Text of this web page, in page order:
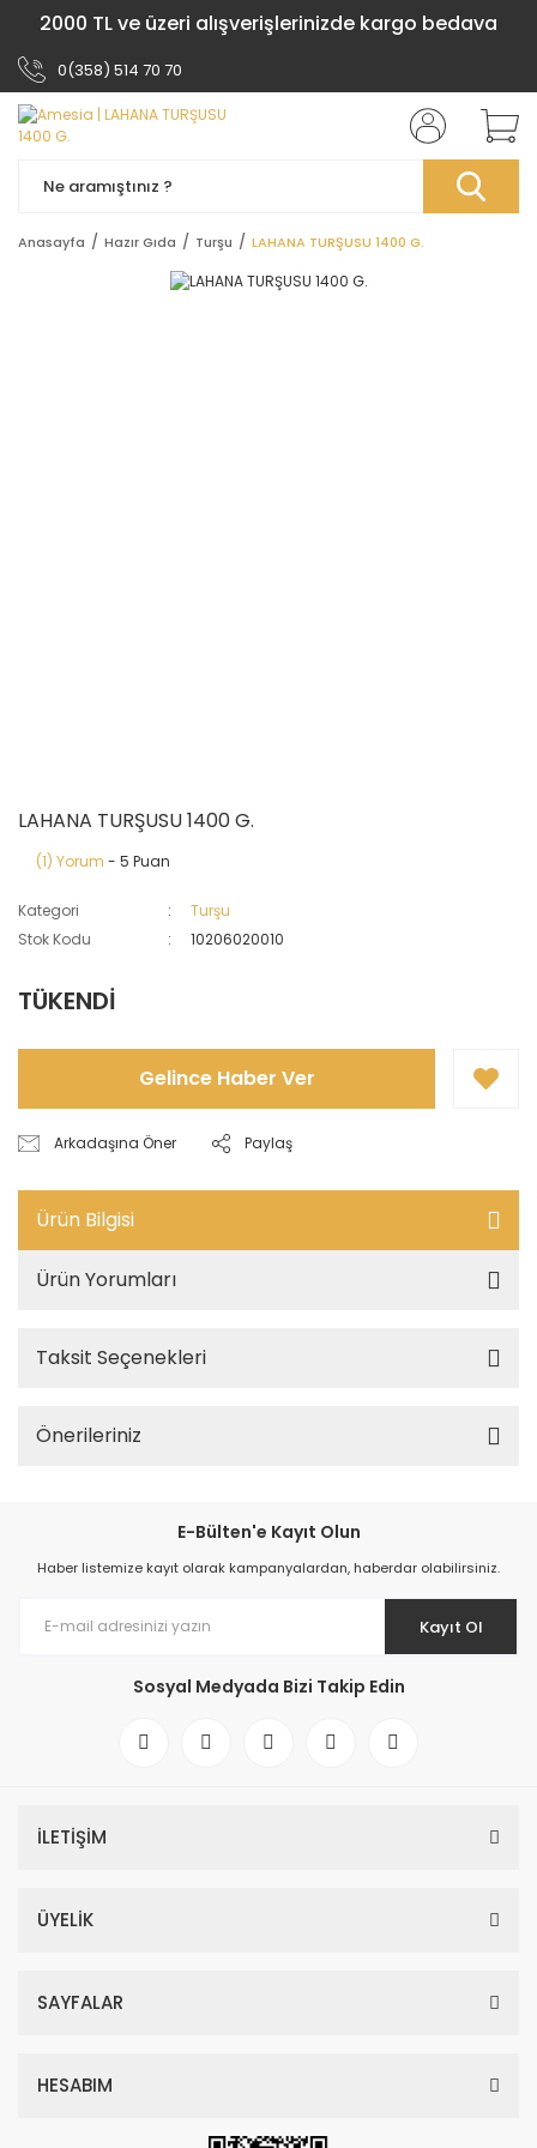
2000 TL ve üzeri alışverişlerinizde kargo bedava
0(358) 514 70 70
Anasayfa Hazır Gıda Turşu LAHANA TURŞUSU 1400 G.
LAHANA TURŞUSU 1400 G.
(1) Yorum - 5 Puan
Kategori
Turşu
Stok Kodu
10206020010
TÜKENDİ
Gelince Haber Ver
Arkadaşına Öner Paylaş
Ürün Bilgisi
Ürün Yorumları
Taksit Seçenekleri
Önerileriniz
E-Bülten'e Kayıt Olun
Haber listemize kayıt olarak kampanyalardan, haberdar olabilirsiniz.
Kayıt Ol
Sosyal Medyada Bizi Takip Edin
İLETİŞİM
ÜYELİK
SAYFALAR
HESABIM